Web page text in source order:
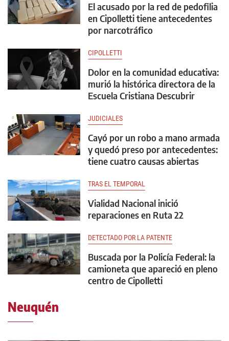
El acusado por la red de pedofilia
en Cipolletti tiene antecedentes
por narcotráfico
CIPOLLETTI
Dolor en la comunidad educativa:
murió la histórica directora de la
Escuela Cristiana Descubrir
JUDICIALES
Cayó por un robo a mano armada
y quedó preso por antecedentes:
tiene cuatro causas abiertas
TRAS EL TEMPORAL
Vialidad Nacional inició
reparaciones en Ruta 22
DETECTADO POR LA PATENTE
Buscada por la Policía Federal: la
camioneta que apareció en pleno
centro de Cipolletti
Neuquén